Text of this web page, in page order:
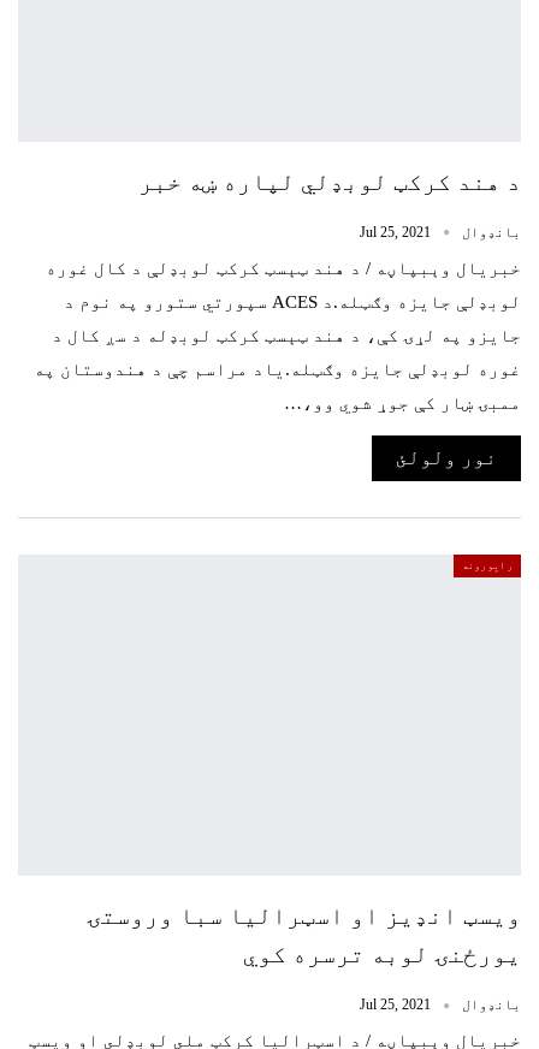
د هند کرکټ لوبډلي لپاره ښه خبر
بانډوال Jul 25, 2021
خبریال وېبپاڼه / د هند ټېسټ کرکټ لوبډلې د کال غوره
لوبډلې جايزه وګټله.د ACES سپورتي ستورو په نوم د
جايزو په لړۍ کې، د هند ټېسټ کرکټ لوبډله د سږ کال د
غوره لوبډلې جايزه وګټله.ياد مراسم چې د هندوستان په
ممبۍ ښار کې جوړ شوي وو،…
نور ولولئ
راپورونه
ویسټ انډیز او اسټرالیا سبا وروستۍ
یورځنۍ لوبه ترسره کوي
بانډوال Jul 25, 2021
خبریال وېبپاڼه / د اسټرالیا کرکټ ملي لوبډلي او ویسټ